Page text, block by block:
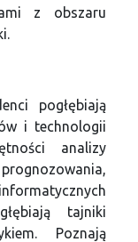
z obszaru
pogłębiają
i technologii
analizy
tajniki
Poznają